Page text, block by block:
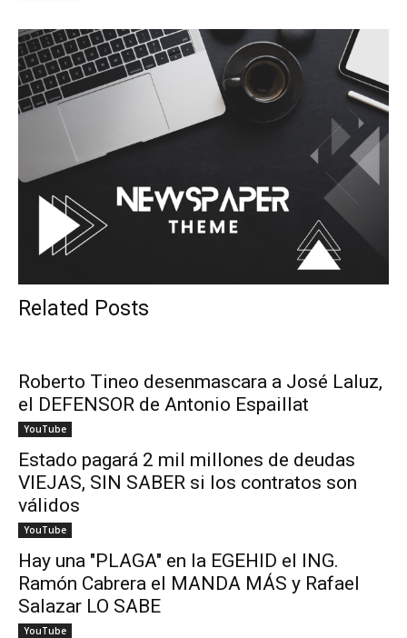
Related Posts
Roberto Tineo desenmascara a José Laluz,
el DEFENSOR de Antonio Espaillat
YouTube
Estado pagará 2 mil millones de deudas
VIEJAS, SIN SABER si los contratos son
válidos
YouTube
Hay una "PLAGA" en la EGEHID el ING.
Ramón Cabrera el MANDA MÁS y Rafael
Salazar LO SABE
YouTube